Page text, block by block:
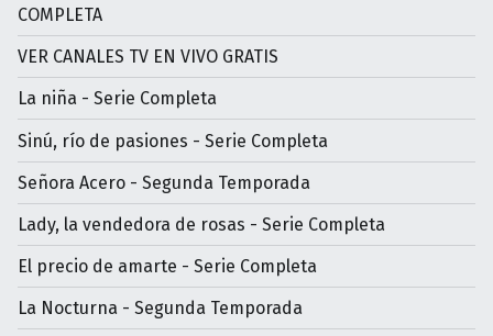
COMPLETA
VER CANALES TV EN VIVO GRATIS
La niña - Serie Completa
Sinú, río de pasiones - Serie Completa
Señora Acero - Segunda Temporada
Lady, la vendedora de rosas - Serie Completa
El precio de amarte - Serie Completa
La Nocturna - Segunda Temporada